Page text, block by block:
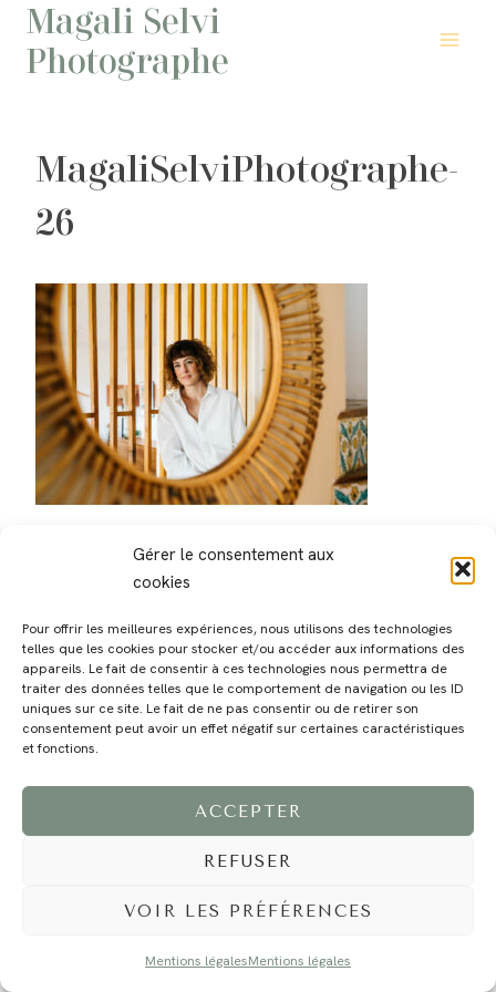
Gérer le consentement aux
cookies
Pour offrir les meilleures expériences, nous utilisons des technologies
telles que les cookies pour stocker et/ou accéder aux informations des
appareils. Le fait de consentir à ces technologies nous permettra de
traiter des données telles que le comportement de navigation ou les ID
uniques sur ce site. Le fait de ne pas consentir ou de retirer son
consentement peut avoir un effet négatif sur certaines caractéristiques
et fonctions.
ACCEPTER
REFUSER
VOIR LES PRÉFÉRENCES
Mentions légalesMentions légales
Aller
contenu
Magali Selvi
Photographe
MagaliSelviPhotographe-
26
MAGALI PRESTATIONS YOGA VOYAGE BLOG CONTACT
©2024 EI Magali Selvi - Photographe Famille et Mariage - Nice - Côte d'Azur -